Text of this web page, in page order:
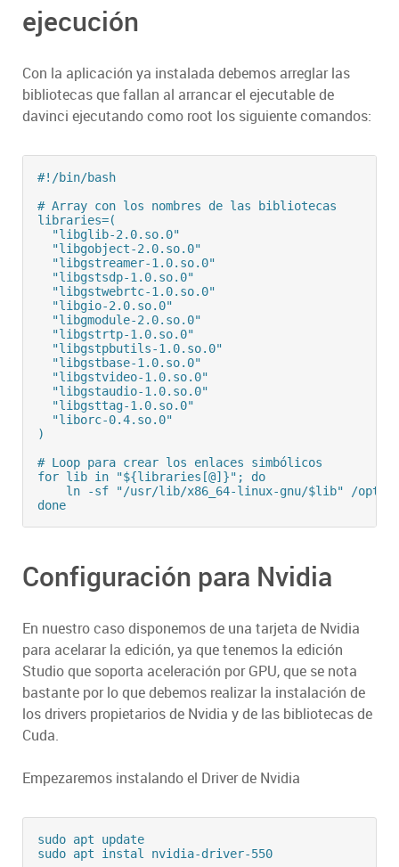
ejecución
Con la aplicación ya instalada debemos arreglar las
bibliotecas que fallan al arrancar el ejecutable de
davinci ejecutando como root los siguiente comandos:
#!/bin/bash
# Array con los nombres de las bibliotecas
libraries=(
  "libglib-2.0.so.0"
  "libgobject-2.0.so.0"
  "libgstreamer-1.0.so.0"
  "libgstsdp-1.0.so.0"
  "libgstwebrtc-1.0.so.0"
  "libgio-2.0.so.0"
  "libgmodule-2.0.so.0"
  "libgstrtp-1.0.so.0"
  "libgstpbutils-1.0.so.0"
  "libgstbase-1.0.so.0"
  "libgstvideo-1.0.so.0"
  "libgstaudio-1.0.so.0"
  "libgsttag-1.0.so.0"
  "liborc-0.4.so.0"
)
# Loop para crear los enlaces simbólicos
for lib in "${libraries[@]}"; do
ln -sf "/usr/lib/x86_64-linux-gnu/$lib" /opt/
Configuración para Nvidia
En nuestro caso disponemos de una tarjeta de Nvidia
para acelarar la edición, ya que tenemos la edición
Studio que soporta aceleración por GPU, que se nota
bastante por lo que debemos realizar la instalación de
los drivers propietarios de Nvidia y de las bibliotecas de
Cuda.
Empezaremos instalando el Driver de Nvidia
sudo apt update